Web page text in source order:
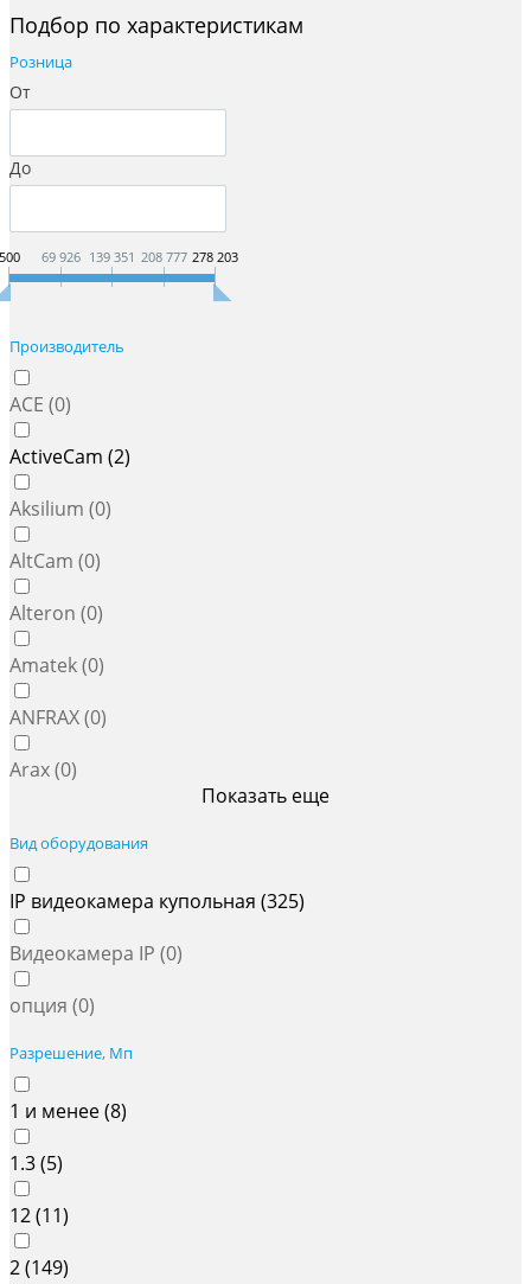
Подбор по характеристикам
Розница
От
До
69 926 139 351 208 777 278 203
Производитель
ACE (0)
ActiveCam (2)
Aksilium (0)
AltCam (0)
Alteron (0)
Amatek (0)
ANFRAX (0)
Arax (0)
Показать еще
Вид оборудования
IP видеокамера купольная (325)
Видеокамера IP (0)
опция (0)
Разрешение, Мп
1 и менее (8)
1.3 (5)
12 (11)
2 (149)